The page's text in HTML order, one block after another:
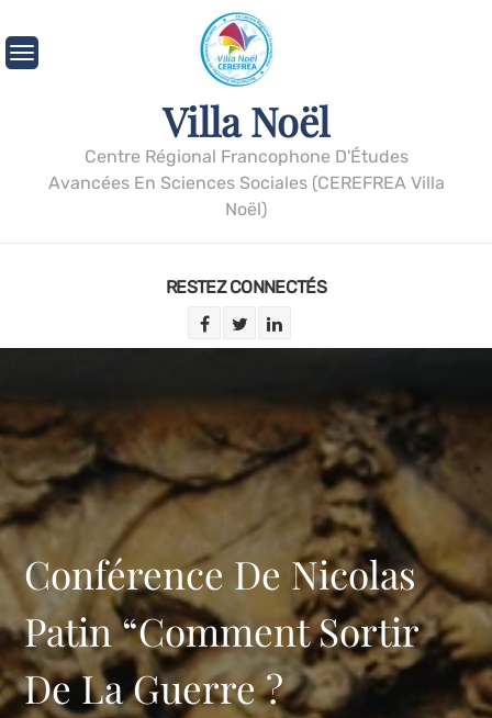
Villa Noël
Centre Régional Francophone D'Études
Avancées En Sciences Sociales (CEREFREA Villa
Noël)
RESTEZ CONNECTÉS
Conférence De Nicolas
Patin “Comment Sortir
De La Guerre ?